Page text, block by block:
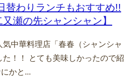
替わりランチもおすすめ!!
又瀬の先シャンシャン】
中華料理店「春春（シャンシャ
た！！ とても美味しかったので紹
かと...